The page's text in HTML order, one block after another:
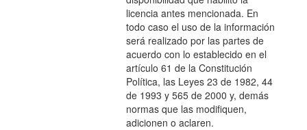
licencia antes mencionada. En
todo caso el uso de la información
será realizado por las partes de
acuerdo con lo establecido en el
artículo 61 de la Constitución
Política, las Leyes 23 de 1982, 44
de 1993 y 565 de 2000 y, demás
normas que las modifiquen,
adicionen o aclaren.